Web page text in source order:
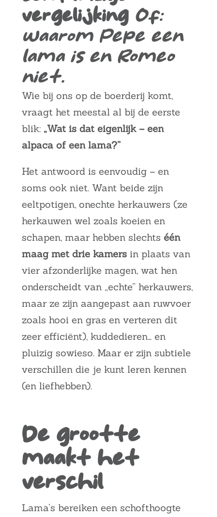
vergelijking Of:
waarom Pepe een
lama is en Romeo
niet.
Wie bij ons op de boerderij komt,
vraagt het meestal al bij de eerste
blik: „Wat is dat eigenlijk – een
alpaca of een lama?”
Het antwoord is eenvoudig – en
soms ook niet. Want beide zijn
eeltpotigen, onechte herkauwers (ze
herkauwen wel zoals koeien en
schapen, maar hebben slechts één
maag met drie kamersin plaats van
vier afzonderlijke magen, wat hen
onderscheidt van „echte” herkauwers,
maar ze zijn aangepast aan ruwvoer
zoals hooi en gras en verteren dit
zeer efficiënt), kuddedieren… en
pluizig sowieso. Maar er zijn subtiele
verschillen die je kunt leren kennen
(en liefhebben).
De grootte
maakt het
verschil
Lama’s bereiken een schofthoogte